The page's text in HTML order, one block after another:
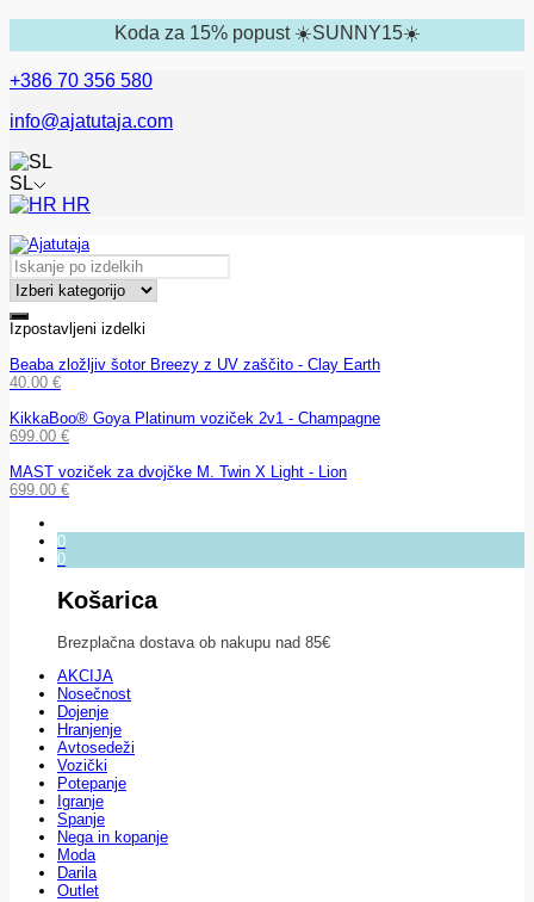
Koda za 15% popust ☀️SUNNY15☀️
+386 70 356 580
info@ajatutaja.com
SL
HR
Izpostavljeni izdelki
Beaba zložljiv šotor Breezy z UV zaščito - Clay Earth
40.00 €
KikkaBoo® Goya Platinum voziček 2v1 - Champagne
699.00 €
MAST voziček za dvojčke M. Twin X Light - Lion
699.00 €
0
0
Košarica
Brezplačna dostava ob nakupu nad 85€
AKCIJA
Nosečnost
Dojenje
Hranjenje
Avtosedeži
Vozički
Potepanje
Igranje
Spanje
Nega in kopanje
Moda
Darila
Outlet